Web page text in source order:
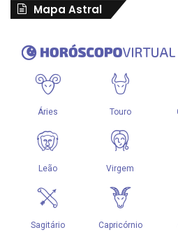
Mapa Astral